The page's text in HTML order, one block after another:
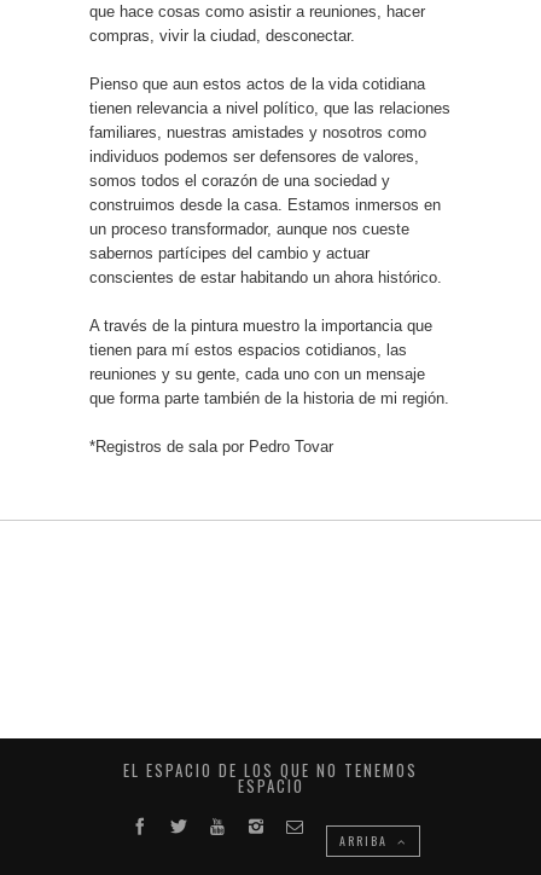
que hace cosas como asistir a reuniones, hacer
compras, vivir la ciudad, desconectar.
Pienso que aun estos actos de la vida cotidiana
tienen relevancia a nivel político, que las relaciones
familiares, nuestras amistades y nosotros como
individuos podemos ser defensores de valores,
somos todos el corazón de una sociedad y
construimos desde la casa. Estamos inmersos en
un proceso transformador, aunque nos cueste
sabernos partícipes del cambio y actuar
conscientes de estar habitando un ahora histórico.
A través de la pintura muestro la importancia que
tienen para mí estos espacios cotidianos, las
reuniones y su gente, cada uno con un mensaje
que forma parte también de la historia de mi región.
*Registros de sala por Pedro Tovar
EL ESPACIO DE LOS QUE NO TENEMOS
ESPACIO
ARRIBA